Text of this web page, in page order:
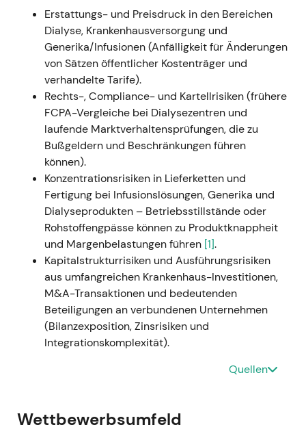
die Gewinnwarnung und den CEO-Wechsel
[6]
Mai–Dez 2023 — Strategiebestätigung:
Capital Markets Day und Q4-Erholung
Fresenius hielt am 25. Mai 2023 einen Capital
Markets Day zur Strategieaktualisierung ab;
das Geschäftsjahr 2023 schloss mit einem
starken vierten Quartal, das erhöhte Jahresziel
wurde erreicht, und das Management
kommunizierte die Erwartung einer
beschleunigten EBIT-Entwicklung für 2024[12]
[11].
Die Wahrnehmung verschob sich von „Value-
Trap mit Umsetzungsrisiko" hin zu „Turnaround
mit Ergebnisbeschleunigung", da die
operativen Einheiten — insbesondere Kabi und
Helios — Dynamik zeigten und die
Kostenprogramme zu greifen begannen
[12].
getragen vom starken Q4 und dem
angehobenen Ausblick[11].
Erstattungs- und Preisdruck in den Bereichen
Dialyse, Krankenhausversorgung und
Generika/Infusionen (Anfälligkeit für Änderungen
von Sätzen öffentlicher Kostenträger und
verhandelte Tarife).
Rechts-, Compliance- und Kartellrisiken (frühere
FCPA-Vergleiche bei Dialysezentren und
laufende Marktverhaltensprüfungen, die zu
Bußgeldern und Beschränkungen führen
können).
Konzentrations­risiken in Lieferketten und
Fertigung bei Infusionslösungen, Generika und
Dialyseprodukten – Betriebsstillstände oder
Rohstoffengpässe können zu Produktknappheit
und Margenbelastungen führen [1].
Kapitalstrukturrisiken und Ausführungsrisiken
aus umfangreichen Krankenhaus-Investitionen,
M&A-Transaktionen und bedeutenden
Beteiligungen an verbundenen Unternehmen
(Bilanzexposition, Zinsrisiken und
Integrationskomplexität).
Quellen
Wettbewerbsumfeld